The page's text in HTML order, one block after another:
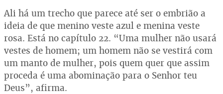
Ali há um trecho que parece até ser o embrião a
ideia de que menino veste azul e menina veste
rosa. Está no capítulo 22. “Uma mulher não usará
vestes de homem; um homem não se vestirá com
um manto de mulher, pois quem quer que assim
proceda é uma abominação para o Senhor teu
Deus”, afirma.